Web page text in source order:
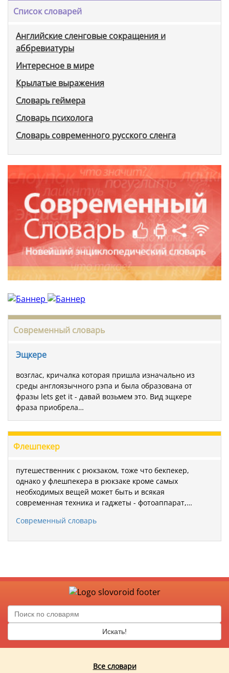
Список словарей
Английские сленговые сокращения и
аббревиатуры
Интересное в мире
Крылатые выражения
Словарь геймера
Словарь психолога
Словарь современного русского сленга
Современный словарь
Эщкере
возглас, кричалка которая пришла изначально из
среды англоязычного рэпа и была образована от
фразы lets get it - давай возьмем это. Вид эщкере
фраза приобрела…
Флешпекер
путешественник с рюкзаком, тоже что бекпекер,
однако у флешпекера в рюкзаке кроме самых
необходимых вещей может быть и всякая
современная техника и гаджеты - фотоаппарат,…
Современный словарь
Искать!
Все словари